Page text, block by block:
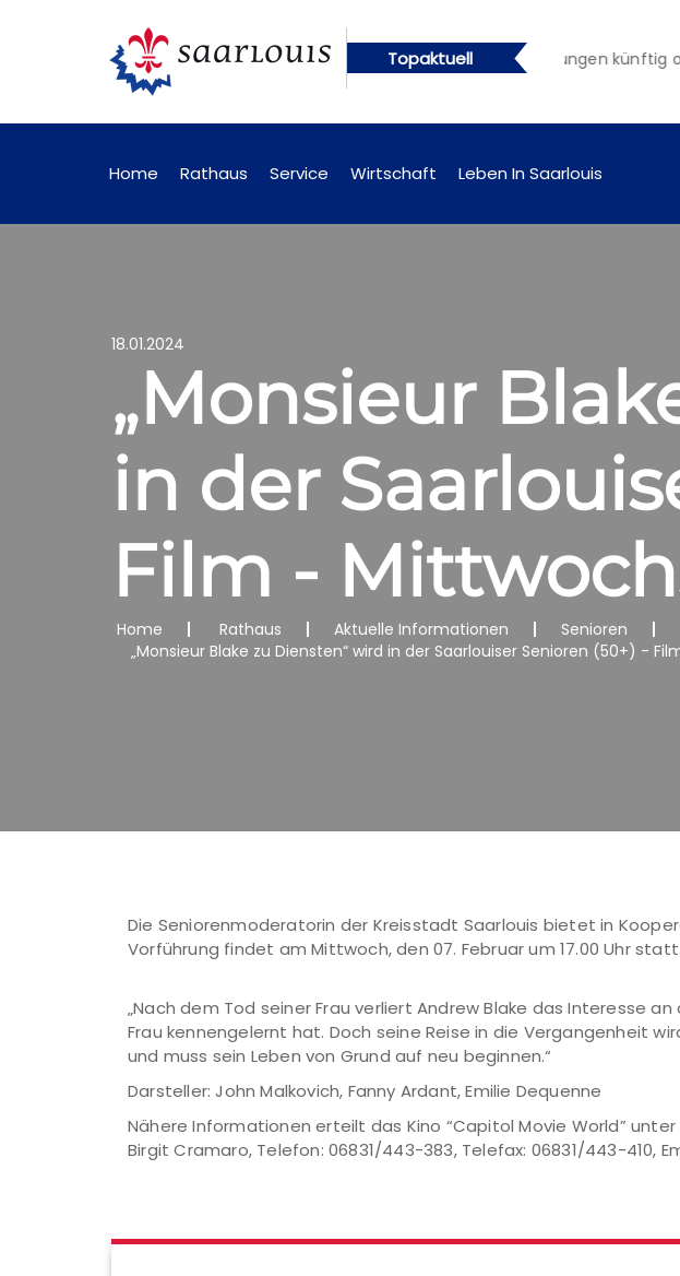
Topaktuell
künftig online abrufbar Öffentliche Bekanntmachungen künftig
Home Rathaus Service Wirtschaft Leben In Saarlouis
18.01.2024
„Monsieur
in der
Film -
Home Rathaus Aktuelle Informationen
Senioren
„Monsieur Blake zu Diensten“ wird in der Saarlouiser Senioren (50+) -
Die Seniorenmoderatorin der Kreisstadt Saarlouis bietet in
Vorführung findet am Mittwoch, den 07. Februar um 17.00 Uhr
„Nach dem Tod seiner Frau verliert Andrew Blake das Interesse
Frau kennengelernt hat. Doch seine Reise in die Vergangenheit
und muss sein Leben von Grund auf neu beginnen.“
Darsteller: John Malkovich, Fanny Ardant, Emilie Dequenne
Nähere Informationen erteilt das Kino “Capitol Movie World”
Birgit Cramaro, Telefon: 06831/443-383, Telefax: 06831/443-410,